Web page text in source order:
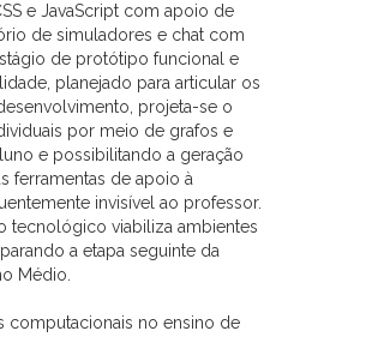
e JavaScript com apoio de
de simuladores e chat com
de protótipo funcional e
planejado para articular os
projeta-se o
por meio de grafos e
e possibilitando a geração
ferramentas de apoio à
invisível ao professor.
tecnológico viabiliza ambientes
a etapa seguinte da
Médio.
computacionais no ensino de